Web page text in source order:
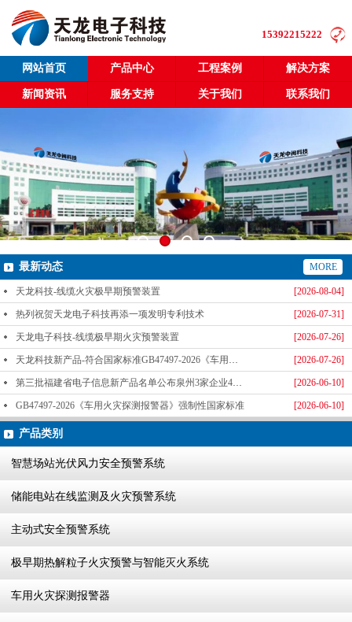
15392215222
网站首页 产品中心 工程案例 解决方案
新闻资讯 服务支持 关于我们 联系我们
最新动态 MORE
[2026-08-04]
天龙科技-线缆火灾极早期预警装置
[2026-07-31]
热列祝贺天龙电子科技再添一项发明专利技术
[2026-07-26]
天龙电子科技-线缆极早期火灾预警装置
[2026-07-26]
天龙科技新产品-符合国家标准GB47497-2026《车用火灾探测报警器》标准发布
[2026-06-10]
第三批福建省电子信息新产品名单公布泉州3家企业4款产品成功入选-泉州天龙科技
[2026-06-10]
GB47497-2026《车用火灾探测报警器》强制性国家标准
产品类别
智慧场站光伏风力安全预警系统
储能电站在线监测及火灾预警系统
主动式安全预警系统
极早期热解粒子火灾预警与智能灭火系统
车用火灾探测报警器